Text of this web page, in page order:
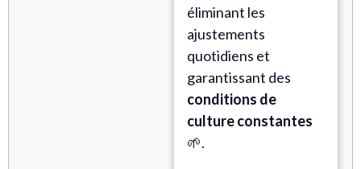
éliminant les
ajustements
quotidiens et
garantissant des
conditions de
culture constantes
🌱.